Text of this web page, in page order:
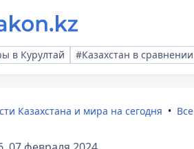
в Курултай #Казахстан в сравнении
Казахстана и мира на сегодня